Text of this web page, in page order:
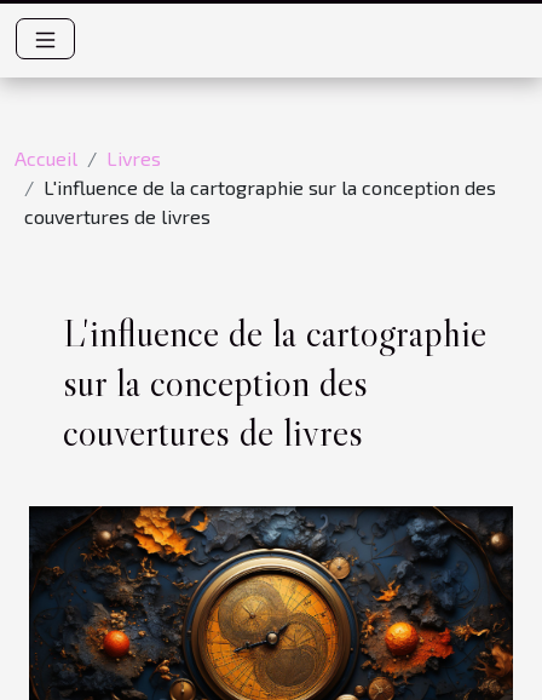
Accueil
Livres
L'influence de la cartographie sur la conception des
couvertures de livres
L'influence de la cartographie
sur la conception des
couvertures de livres